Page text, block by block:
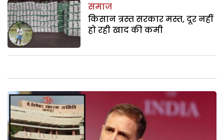
समाज
किसान त्रस्त सरकार मस्त, दूर नहीं
हो रही खाद की कमी